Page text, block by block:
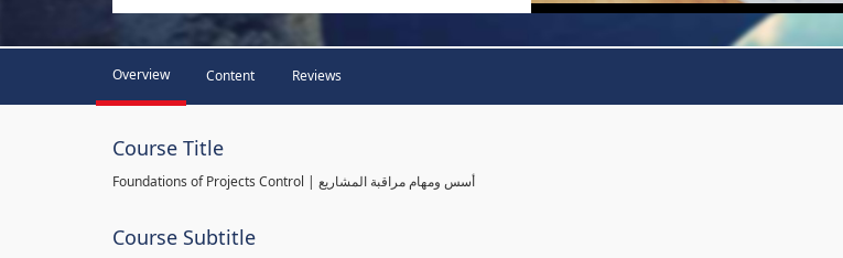
Overview Content Reviews
Course Title
Foundations of Projects Control | أسس ومهام مراقبة المشاريع
Course Subtitle